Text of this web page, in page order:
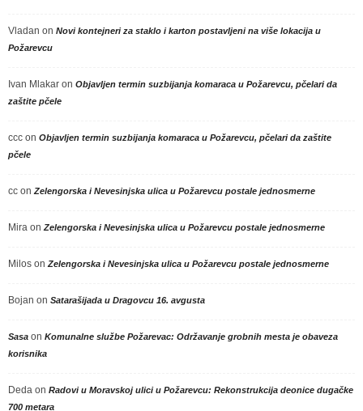
Vladan on Novi kontejneri za staklo i karton postavljeni na više lokacija u
Požarevcu
Ivan Mlakar on Objavljen termin suzbijanja komaraca u Požarevcu, pčelari da
zaštite pčele
ccc on Objavljen termin suzbijanja komaraca u Požarevcu, pčelari da zaštite
pčele
cc onZelengorska i Nevesinjska ulica u Požarevcu postale jednosmerne
Mira onZelengorska i Nevesinjska ulica u Požarevcu postale jednosmerne
Milos onZelengorska i Nevesinjska ulica u Požarevcu postale jednosmerne
Bojan on Satarašijada u Dragovcu 16. avgusta
Sasa on Komunalne službe Požarevac: Održavanje grobnih mesta je obaveza
korisnika
Deda on Radovi u Moravskoj ulici u Požarevcu: Rekonstrukcija deonice dugačke
700 metara